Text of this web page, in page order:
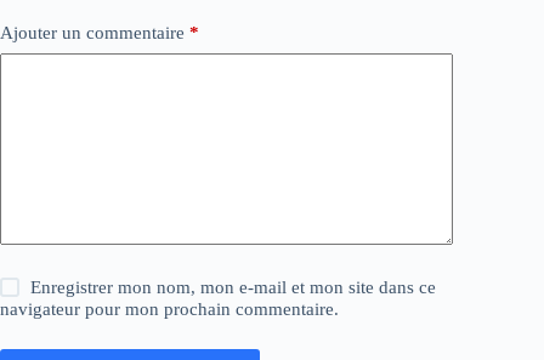
Ajouter un commentaire *
Enregistrer mon nom, mon e-mail et mon site dans ce
navigateur pour mon prochain commentaire.